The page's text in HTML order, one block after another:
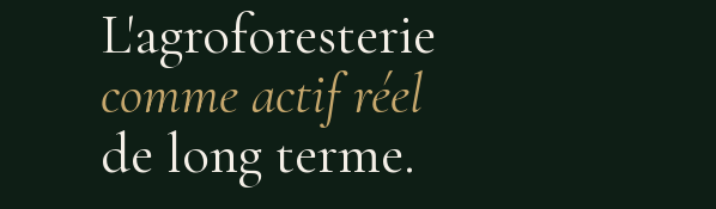
L'agroforesterie
comme actif réel
de long terme.